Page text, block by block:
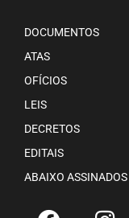
DOCUMENTOS
ATAS
OFÍCIOS
LEIS
DECRETOS
EDITAIS
ABAIXO ASSINADOS